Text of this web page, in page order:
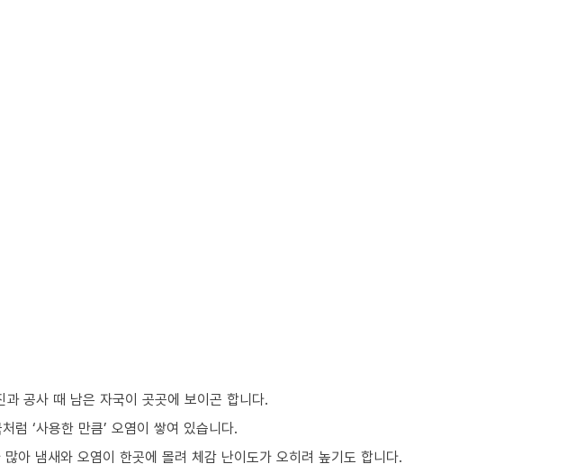
공사 때 남은 자국이 곳곳에 보이곤 합니다.
럼 ‘사용한 만큼’ 오염이 쌓여 있습니다.
아 냄새와 오염이 한곳에 몰려 체감 난이도가 오히려 높기도 합니다.